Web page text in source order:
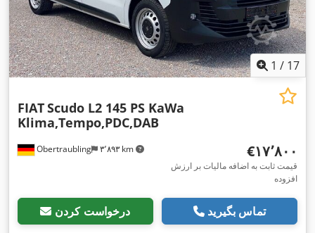
1 / 17
Obertraubling ۳٬۸۹۳ km
FIATScudo L2 145 PS KaWa
Klima,Tempo,PDC,DAB
‎€۱۷٬۸۰۰
قیمت ثابت به اضافه مالیات بر ارزش
افزوده
درخواست کردن تماس بگیرید